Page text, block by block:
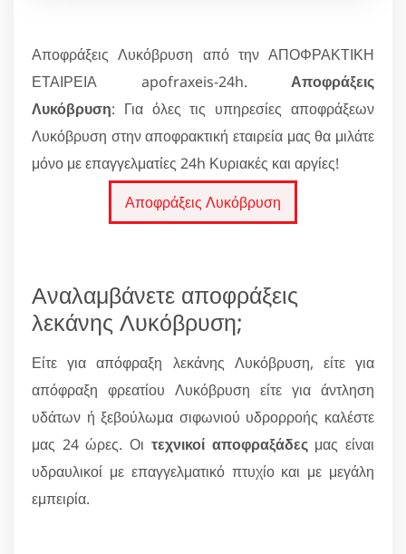
Αποφράξεις Λυκόβρυση από την ΑΠΟΦΡΑΚΤΙΚΗ
ΕΤΑΙΡΕΙΑ apofraxeis-24h. Αποφράξεις
Λυκόβρυση: Για όλες τις υπηρεσίες αποφράξεων
Λυκόβρυση στην αποφρακτική εταιρεία μας θα μιλάτε
μόνο με επαγγελματίες 24h Κυριακές και αργίες!
Αποφράξεις Λυκόβρυση
Αναλαμβάνετε αποφράξεις
λεκάνης Λυκόβρυση;
Είτε για απόφραξη λεκάνης Λυκόβρυση, είτε για
απόφραξη φρεατίου Λυκόβρυση είτε για άντληση
υδάτων ή ξεβούλωμα σιφωνιού υδρορροής καλέστε
μας 24 ώρες. Οι τεχνικοί αποφραξάδεςμας είναι
υδραυλικοί με επαγγελματικό πτυχίο και με μεγάλη
εμπειρία.